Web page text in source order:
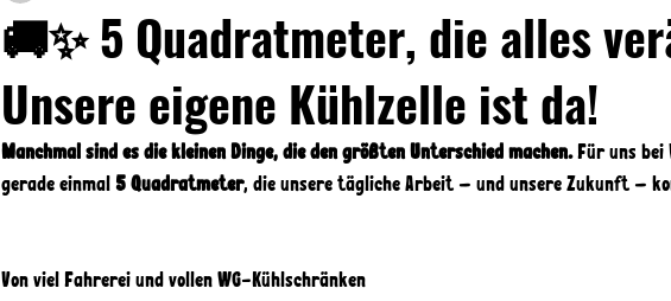
🚚✨ 5 Quadratmeter, die alles
Unsere eigene Kühlzelle ist da!
Manchmal sind es die kleinen Dinge, die den größten Unterschied machen. Für uns bei
gerade einmal 5 Quadratmeter, die unsere tägliche Arbeit – und unsere Zukunft –
Von viel Fahrerei und vollen WG-Kühlschränken